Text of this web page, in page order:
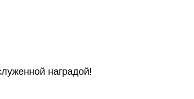
наградой!